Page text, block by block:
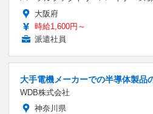
大阪府
時給1,600円～
派遣社員
大手電機メーカーでの半導体製品
WDB株式会社
神奈川県